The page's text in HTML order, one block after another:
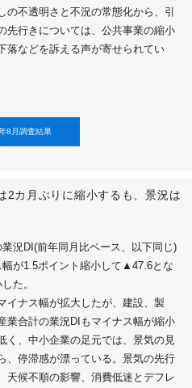
の不透明さと不況の常態化から、引
先行きについては、公共事業の縮小
落などを訴える声が寄せられてい
8月調査結果
2カ月ぶりに縮小するも、景況は
況DI(前年同月比ベース、以下同じ)
が1.5ポイント縮小して▲47.6とな
た。
イナス幅が拡大したが、建設、製
業合計の業況DIもマイナス幅が縮小
く、中小企業の足元では、景気の見
、停滞感が漂っている。景気の先行
天候不順の影響、消費低迷とデフレ